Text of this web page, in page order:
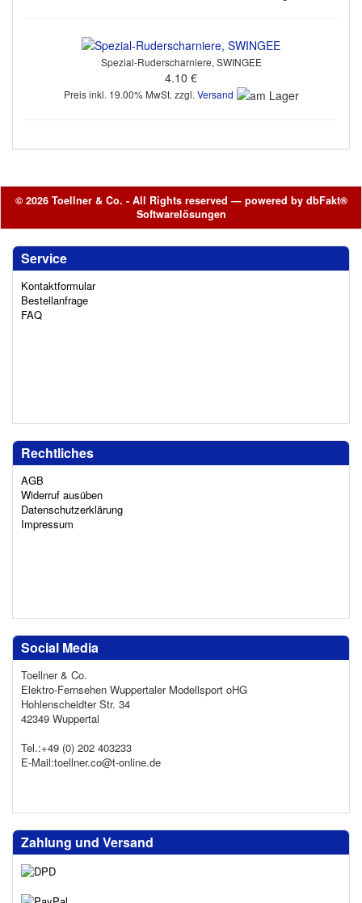
Spezial-Ruderscharniere, SWINGEE
4.10 €
Preis inkl. 19.00% MwSt. zzgl. Versand
© 2026 Toellner & Co. - All Rights reserved — powered by dbFakt®
Softwarelösungen
Service
Kontaktformular
Bestellanfrage
FAQ
Rechtliches
AGB
Widerruf ausüben
Datenschutzerklärung
Impressum
Social Media
Toellner & Co.
Elektro-Fernsehen Wuppertaler Modellsport oHG
Hohlenscheidter Str. 34
42349 Wuppertal
Tel.:+49 (0) 202 403233
E-Mail:toellner.co@t-online.de
Zahlung und Versand